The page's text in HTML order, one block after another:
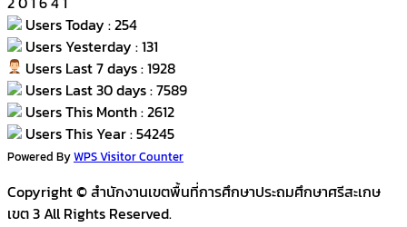
Users Today : 254
Users Yesterday : 131
Users Last 7 days : 1928
Users Last 30 days : 7589
Users This Month : 2612
Users This Year : 54245
Powered ByWPS Visitor Counter
Copyright © สำนักงานเขตพื้นที่การศึกษาประถมศึกษาศรีสะเกษ
เขต 3 All Rights Reserved.